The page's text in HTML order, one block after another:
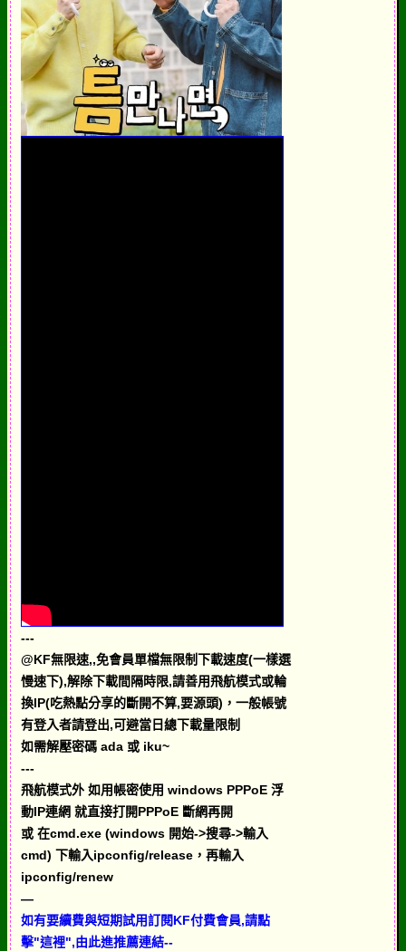
---
@KF無限速,,免會員單檔無限制下載速度(一樣選
慢速下),解除下載間隔時限,請善用飛航模式或輪
換IP(吃熱點分享的斷開不算,要源頭)，一般帳號
有登入者請登出,可避當日總下載量限制
如需解壓密碼 ada 或 iku~
---
飛航模式外 如用帳密使用 windows PPPoE 浮
動IP連網 就直接打開PPPoE 斷網再開
或 在cmd.exe (windows 開始->搜尋->輸入
cmd) 下輸入ipconfig/release，再輸入
ipconfig/renew
—
如有要續費與短期試用訂閱KF付費會員,請點
擊"這裡",由此進推薦連結--